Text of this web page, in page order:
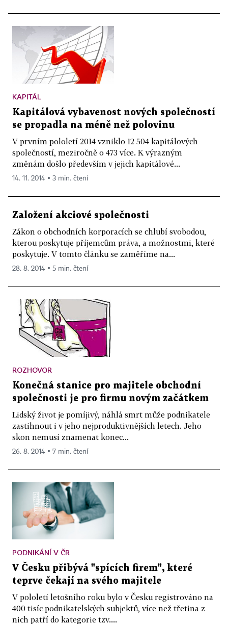
KAPITÁL
Kapitálová vybavenost nových společností
se propadla na méně než polovinu
V prvním pololetí 2014 vzniklo 12 504 kapitálových
společností, meziročně o 473 více. K výrazným
změnám došlo především v jejich kapitálové...
14. 11. 2014 ▪ 3 min. čtení
Založení akciové společnosti
Zákon o obchodních korporacích se chlubí svobodou,
kterou poskytuje příjemcům práva, a možnostmi, které
poskytuje. V tomto článku se zaměříme na...
28. 8. 2014 ▪ 5 min. čtení
ROZHOVOR
Konečná stanice pro majitele obchodní
společnosti je pro firmu novým začátkem
Lidský život je pomíjivý, náhlá smrt může podnikatele
zastihnout i v jeho nejproduktivnějších letech. Jeho
skon nemusí znamenat konec...
26. 8. 2014 ▪ 7 min. čtení
PODNIKÁNÍ V ČR
V Česku přibývá "spících firem", které
teprve čekají na svého majitele
V pololetí letošního roku bylo v Česku registrováno na
400 tisíc podnikatelských subjektů, více než třetina z
nich patří do kategorie tzv....